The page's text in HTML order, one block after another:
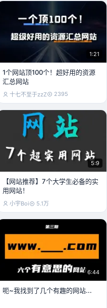
1:21
1个网站顶100个！超好用的资源
汇总网站
十七不至于zzZ 2395
5:9
【网站推荐】7个大学生必备的实
用网站！
小宇Boi 5.1万
6:44
呃~我找到了几个有趣的网站...